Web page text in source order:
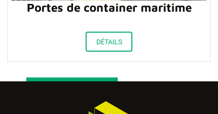
Portes de container maritime
DÉTAILS